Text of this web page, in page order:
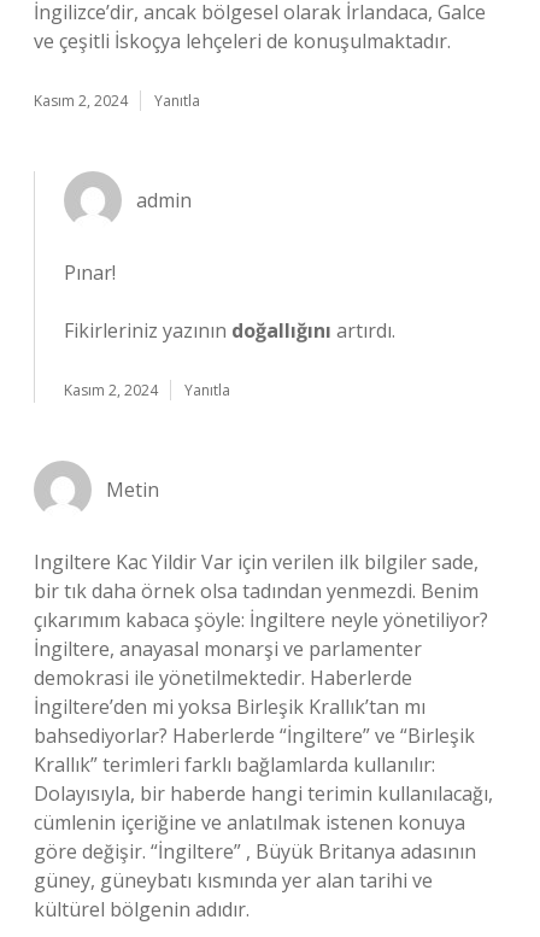
İngilizce’dir, ancak bölgesel olarak İrlandaca, Galce
ve çeşitli İskoçya lehçeleri de konuşulmaktadır.
Kasım 2, 2024 Yanıtla
admin
Pınar!
Fikirleriniz yazının doğallığını artırdı.
Kasım 2, 2024 Yanıtla
Metin
Ingiltere Kac Yildir Var için verilen ilk bilgiler sade,
bir tık daha örnek olsa tadından yenmezdi. Benim
çıkarımım kabaca şöyle: İngiltere neyle yönetiliyor?
İngiltere, anayasal monarşi ve parlamenter
demokrasi ile yönetilmektedir. Haberlerde
İngiltere’den mi yoksa Birleşik Krallık’tan mı
bahsediyorlar? Haberlerde “İngiltere” ve “Birleşik
Krallık” terimleri farklı bağlamlarda kullanılır:
Dolayısıyla, bir haberde hangi terimin kullanılacağı,
cümlenin içeriğine ve anlatılmak istenen konuya
göre değişir. “İngiltere” , Büyük Britanya adasının
güney, güneybatı kısmında yer alan tarihi ve
kültürel bölgenin adıdır.